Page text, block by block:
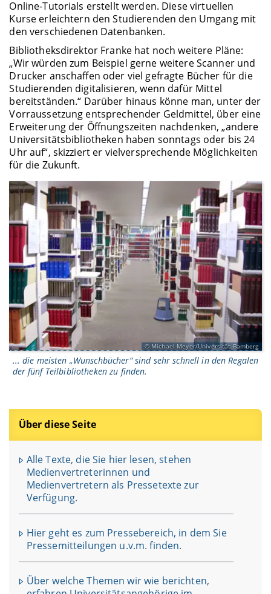
Über diese Seite
Alle Texte, die Sie hier lesen, stehen
Medienvertreterinnen und
Medienvertretern als Pressetexte zur
Verfügung.
Hier geht es zum Pressebereich, in dem Sie
Pressemitteilungen u.v.m. finden.
Über welche Themen wir wie berichten,
Michael Meyer/Universität Bamberg
... die meisten „Wunschbücher“ sind sehr schnell in den Regalen
der fünf Teilbibliotheken zu finden.
Online-Tutorials erstellt werden. Diese virtuellen
Kurse erleichtern den Studierenden den Umgang mit
den verschiedenen Datenbanken.
Bibliotheksdirektor Franke hat noch weitere Pläne:
„Wir würden zum Beispiel gerne weitere Scanner und
Drucker anschaffen oder viel gefragte Bücher für die
Studierenden digitalisieren, wenn dafür Mittel
bereitständen.“ Darüber hinaus könne man, unter der
Vorraussetzung entsprechender Geldmittel, über eine
Erweiterung der Öffnungszeiten nachdenken, „andere
Universitätsbibliotheken haben sonntags oder bis 24
Uhr auf“, skizziert er vielversprechende Möglichkeiten
für die Zukunft.